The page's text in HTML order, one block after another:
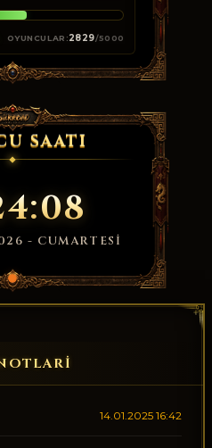
OYUNCULAR:2829/5000
SAATI
- CUMARTESI
14.01.2025 16:42